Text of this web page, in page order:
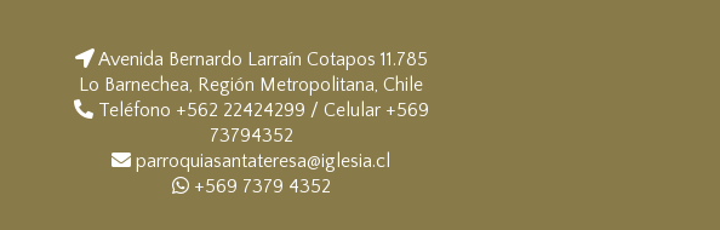
Avenida Bernardo Larraín Cotapos 11.785
Lo Barnechea, Región Metropolitana, Chile
Teléfono +562 22424299 / Celular +569
73794352
parroquiasantateresa@iglesia.cl
+569 7379 4352